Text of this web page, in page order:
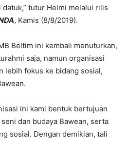
tutur Helmi melalui rilis
, Kamis (8/8/2019).
Beltim ini kembali menuturkan,
saja, namun organisasi
lebih fokus ke bidang sosial,
ini kami bentuk bertujuan
dan budaya Bawean, serta
sosial. Dengan demikian, tali